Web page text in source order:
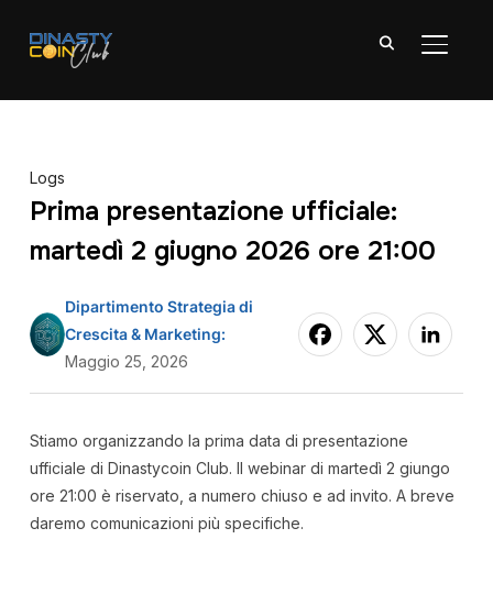
APRI/
Logs
Prima presentazione ufficiale:
martedì 2 giugno 2026 ore 21:00
Dipartimento Strategia di
Crescita & Marketing:
Maggio 25, 2026
Stiamo organizzando la prima data di presentazione
ufficiale di Dinastycoin Club. Il webinar di martedì 2 giungo
ore 21:00 è riservato, a numero chiuso e ad invito. A breve
daremo comunicazioni più specifiche.